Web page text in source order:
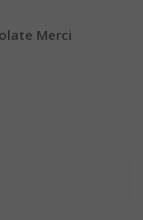
Merci